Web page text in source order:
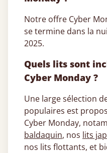
Notre offre Cyber
se termine dans la
2025.
Quels lits sont
Cyber Monday ?
Une large sélection
populaires est
Cyber Monday,
baldaquin, nos lits
nos lits flottants, et